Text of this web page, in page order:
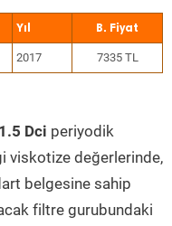
Yıl
2017 7335 TL
Dci periyodik
viskotize değerlerinde,
belgesine sahip
filtre gurubundaki